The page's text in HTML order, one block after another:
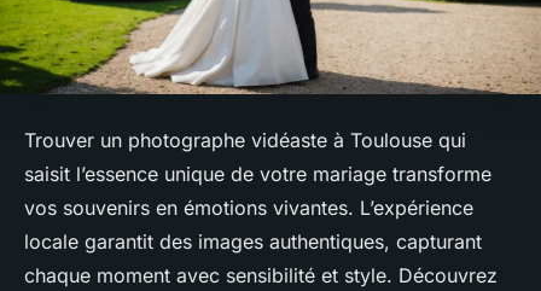
Trouver un photographe vidéaste à Toulouse qui
saisit l’essence unique de votre mariage transforme
vos souvenirs en émotions vivantes. L’expérience
locale garantit des images authentiques, capturant
chaque moment avec sensibilité et style. Découvrez